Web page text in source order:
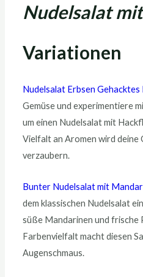
Nudelsalat
Variationen
Nudelsalat Erbsen Gehacktes
Gemüse und experimentiere
um einen Nudelsalat mit
Vielfalt an Aromen wird deine
verzaubern.
Bunter Nudelsalat mit
dem klassischen Nudelsalat
süße Mandarinen und frische
Farbenvielfalt macht diesen
Augenschmaus.